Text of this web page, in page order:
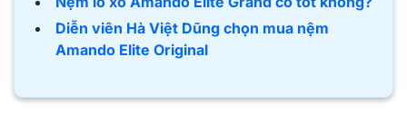
Diễn viên Hà Việt Dũng chọn mua nệm
Amando Elite Original